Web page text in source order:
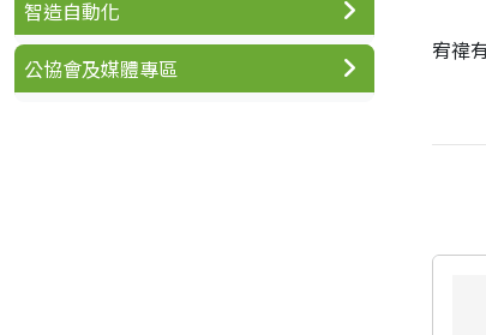
宥禕
智造自動化
公協會及媒體專區